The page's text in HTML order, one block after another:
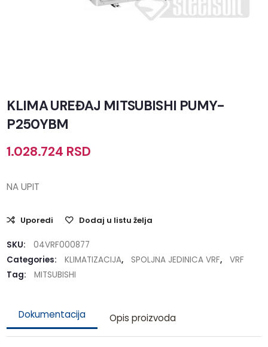
KLIMA UREĐAJ MITSUBISHI PUMY-
P250YBM
1.028.724 RSD
NA UPIT
Uporedi Dodaj u listu želja
SKU:
04VRF000877
Categories:
KLIMATIZACIJA, SPOLJNA JEDINICA VRF,
VRF
Tag:
MITSUBISHI
Dokumentacija Opis proizvoda